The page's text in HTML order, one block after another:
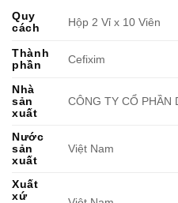
Quy
cách
Hộp 2 Vỉ x 10 Viên
Thành
phần
Cefixim
Nhà
sản
xuất
CÔNG TY CỔ PHẦN
Nước
sản
xuất
Việt Nam
Xuất
xứ